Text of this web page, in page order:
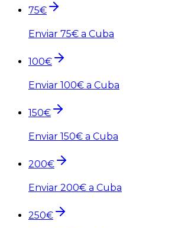
75€
Enviar 75€ a Cuba
100€
Enviar 100€ a Cuba
150€
Enviar 150€ a Cuba
200€
Enviar 200€ a Cuba
250€